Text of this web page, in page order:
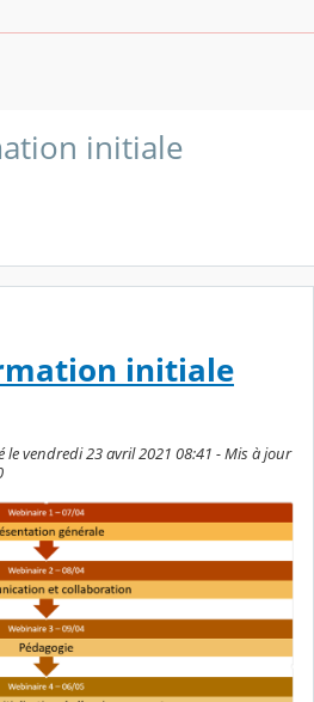
initiale
initiale
vendredi 23 avril 2021 08:41 - Mis à jour